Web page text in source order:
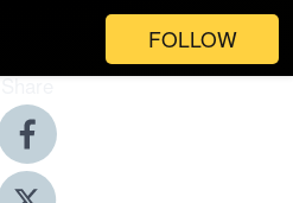
FOLLOW
Share